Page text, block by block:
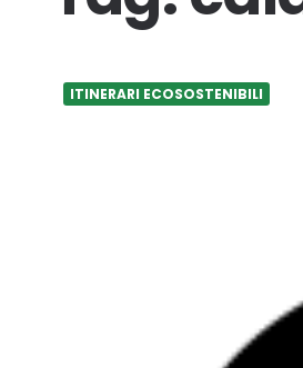
ITINERARI ECOSOSTENIBILI